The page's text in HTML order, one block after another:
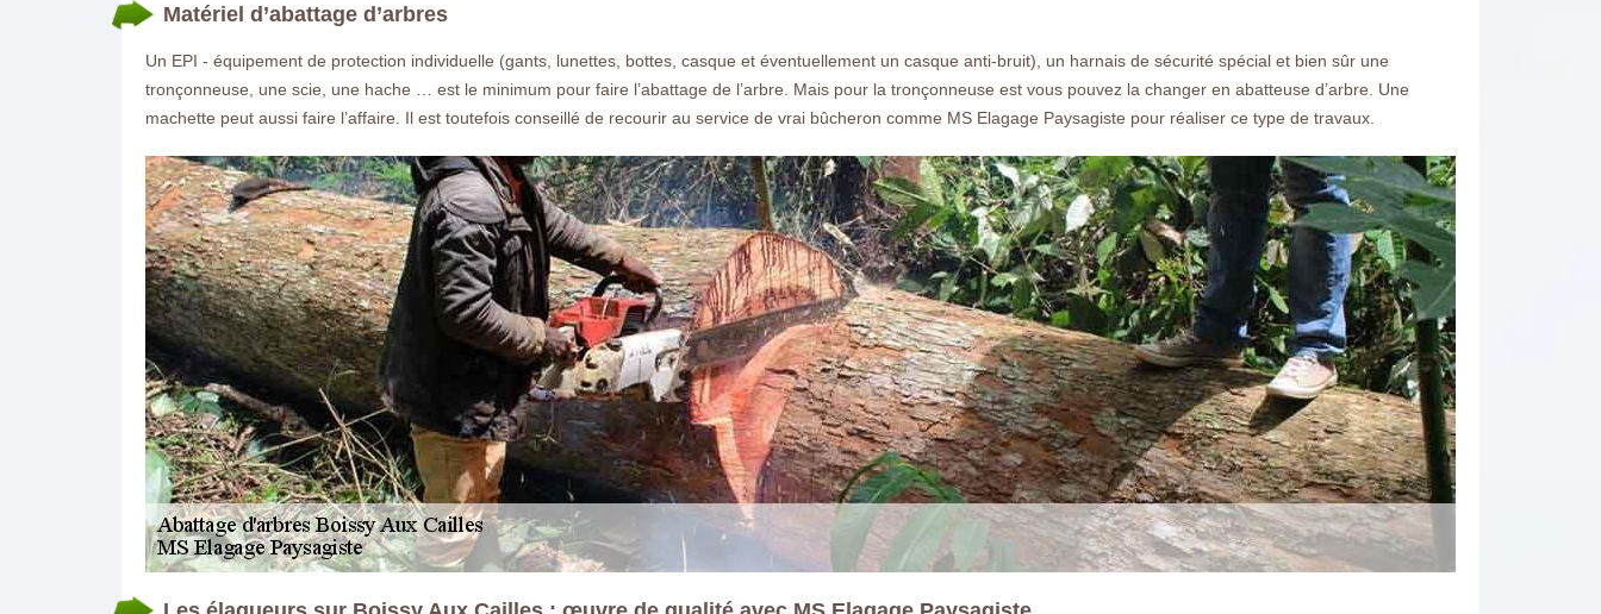
Matériel d’abattage d’arbres
Un EPI - équipement de protection individuelle (gants, lunettes, bottes, casque et éventuellement un casque anti-bruit), un harnais de sécurité spécial et bien sûr une
tronçonneuse, une scie, une hache … est le minimum pour faire l’abattage de l’arbre. Mais pour la tronçonneuse est vous pouvez la changer en abatteuse d’arbre. Une
machette peut aussi faire l’affaire. Il est toutefois conseillé de recourir au service de vrai bûcheron comme MS Elagage Paysagiste pour réaliser ce type de travaux.